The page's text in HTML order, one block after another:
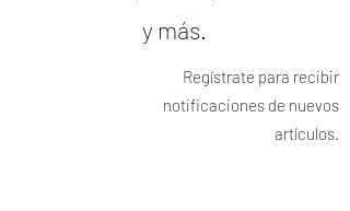
y más.
Regístrate para recibir
notificaciones de nuevos
artículos.